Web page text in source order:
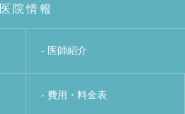
医院情報
- 医師紹介
- 費用・料金表